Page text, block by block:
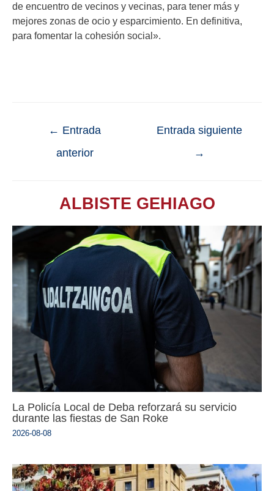
de encuentro de vecinos y vecinas, para tener más y
mejores zonas de ocio y esparcimiento. En definitiva,
para fomentar la cohesión social».
← Entrada
anterior
Entrada siguiente
→
ALBISTE GEHIAGO
La Policía Local de Deba reforzará su servicio
durante las fiestas de San Roke
2026-08-08